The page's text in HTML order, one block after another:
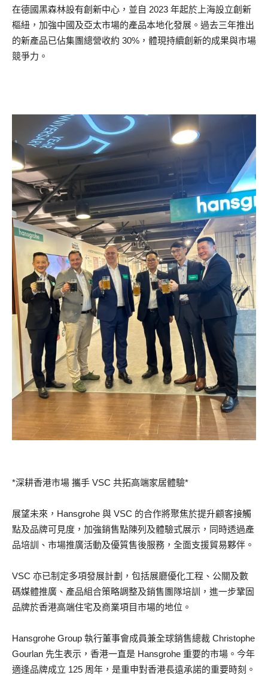
在德國黑森林設有創新中心，並自 2023 年起於上海設立創新
樞紐，加強中國及亞太市場的產品本地化發展。過去三年推出
的新產品已佔集團總營收約 30%，體現持續創新的成果與市場
競爭力。
*深耕香港市場 攜手 VSC 共拓高端家居體驗*
展望未來，Hansgrohe 與 VSC 的合作將聚焦於提升顧客接觸
點及品牌可見度，加強銷售點陳列及體驗式展示，同時透過產
品培訓、市場推廣活動及優質售後服務，全面支援貿易夥伴。
VSC 亦已制定多項發展計劃，包括展廳優化工程、公關及數
碼媒體推廣、產品組合策略調整及銷售團隊培訓，進一步鞏固
品牌於香港高端住宅及商業項目市場的地位。
Hansgrohe Group 執行董事會成員兼全球銷售總裁 Christophe
Gourlan 先生表示，香港一直是 Hansgrohe 重要的市場。今年
適逢品牌成立 125 周年，是重申對香港長遠承諾的重要時刻。